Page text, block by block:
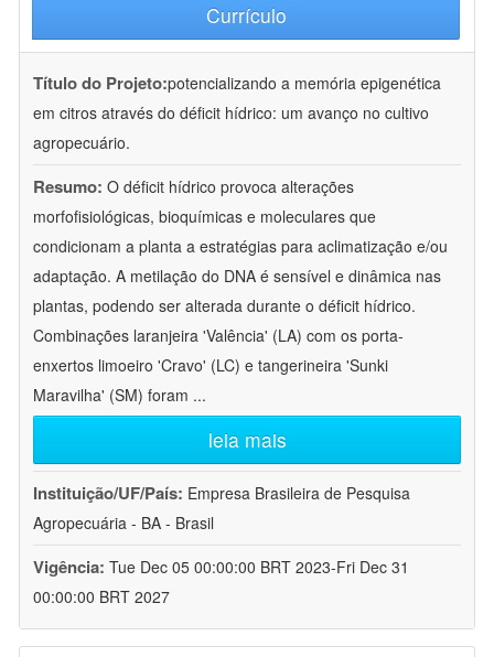
Currículo
Título do Projeto:potencializando a memória epigenética
em citros através do déficit hídrico: um avanço no cultivo
agropecuário.
Resumo: O déficit hídrico provoca alterações
morfofisiológicas, bioquímicas e moleculares que
condicionam a planta a estratégias para aclimatização e/ou
adaptação. A metilação do DNA é sensível e dinâmica nas
plantas, podendo ser alterada durante o déficit hídrico.
Combinações laranjeira 'Valência' (LA) com os porta-
enxertos limoeiro 'Cravo' (LC) e tangerineira 'Sunki
Maravilha' (SM) foram ...
leia mais
Instituição/UF/País: Empresa Brasileira de Pesquisa
Agropecuária - BA - Brasil
Vigência: Tue Dec 05 00:00:00 BRT 2023-Fri Dec 31
00:00:00 BRT 2027